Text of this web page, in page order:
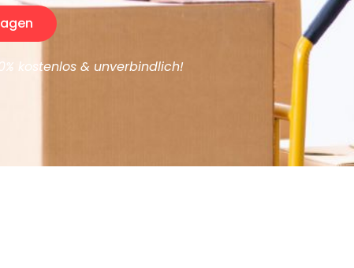
kostenlos & unverbindlich!